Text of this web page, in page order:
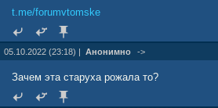
t.me/forumvtomske
05.10.2022 (23:18) | Анонимно ->
Зачем эта старуха рожала то?